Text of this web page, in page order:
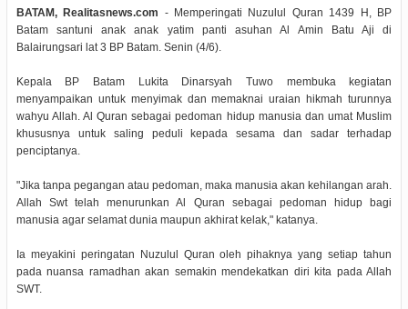
BATAM, Realitasnews.com - Memperingati Nuzulul Quran 1439 H, BP
Batam santuni anak anak yatim panti asuhan Al Amin Batu Aji di
Balairungsari lat 3 BP Batam. Senin (4/6).
Kepala BP Batam Lukita Dinarsyah Tuwo membuka kegiatan
menyampaikan untuk menyimak dan memaknai uraian hikmah turunnya
wahyu Allah. Al Quran sebagai pedoman hidup manusia dan umat Muslim
khususnya untuk saling peduli kepada sesama dan sadar terhadap
penciptanya.
"Jika tanpa pegangan atau pedoman, maka manusia akan kehilangan arah.
Allah Swt telah menurunkan Al Quran sebagai pedoman hidup bagi
manusia agar selamat dunia maupun akhirat kelak," katanya.
Ia meyakini peringatan Nuzulul Quran oleh pihaknya yang setiap tahun
pada nuansa ramadhan akan semakin mendekatkan diri kita pada Allah
SWT.